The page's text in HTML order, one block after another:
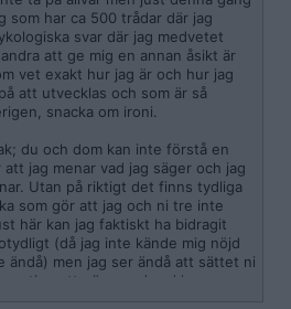
som har ca 500 trådar där jag
svar där jag medvetet
att ge mig en annan åsikt är
vet exakt hur jag är och hur jag
att utvecklas och som är så
snacka om ironi.
du och dom kan inte förstå en
jag menar vad jag säger och jag
Utan på riktigt det finns tydliga
som gör att jag och ni tre inte
här kan jag faktiskt ha bidragit
(då jag inte kände mig nöjd
ändå) men jag ser ändå att sättet ni
att göra med vad jag
kan t.ex vara att du tror att